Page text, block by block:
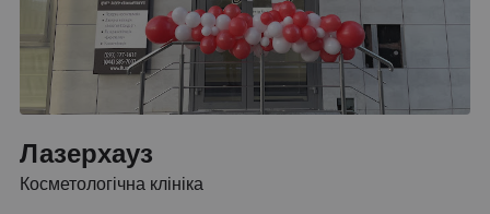
Лазерхауз
Косметологічна клініка